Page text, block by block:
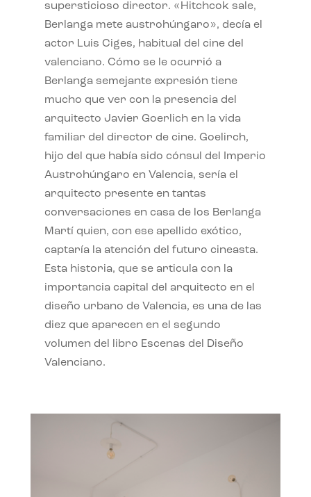
supersticioso director. «Hitchcok sale,
Berlanga mete austrohúngaro», decía el
actor Luis Ciges, habitual del cine del
valenciano. Cómo se le ocurrió a
Berlanga semejante expresión tiene
mucho que ver con la presencia del
arquitecto Javier Goerlich en la vida
familiar del director de cine. Goelirch,
hijo del que había sido cónsul del Imperio
Austrohúngaro en Valencia, sería el
arquitecto presente en tantas
conversaciones en casa de los Berlanga
Martí quien, con ese apellido exótico,
captaría la atención del futuro cineasta.
Esta historia, que se articula con la
importancia capital del arquitecto en el
diseño urbano de Valencia, es una de las
diez que aparecen en el segundo
volumen del libro Escenas del Diseño
Valenciano.